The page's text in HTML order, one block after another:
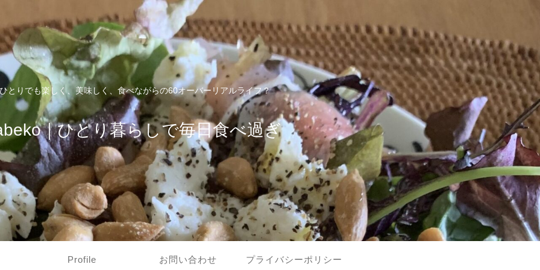
ひとりでも楽しく、美味しく、食べながらの60オーバーリアルライフ？
｜ひとり暮らしで毎日食べ過ぎ
Profile お問い合わせ プライバシーポリシー